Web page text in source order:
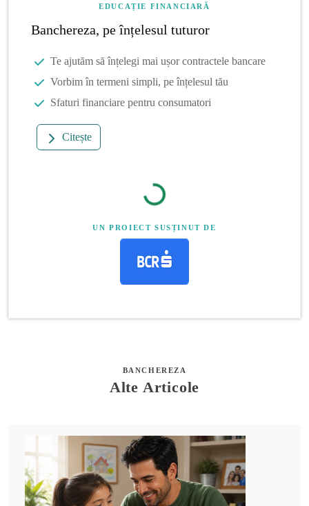
EDUCAȚIE FINANCIARĂ
Banchereza, pe înțelesul tuturor
Te ajutăm să înțelegi mai ușor contractele bancare
Vorbim în termeni simpli, pe înțelesul tău
Sfaturi financiare pentru consumatori
Citește
UN PROIECT SUSȚINUT DE
BANCHEREZA
Alte Articole